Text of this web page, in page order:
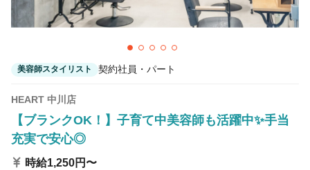
美容師スタイリスト 契約社員・パート
HEART 中川店
【ブランクOK！】子育て中美容師も活躍中✨手当
充実で安心◎
時給1,250円〜